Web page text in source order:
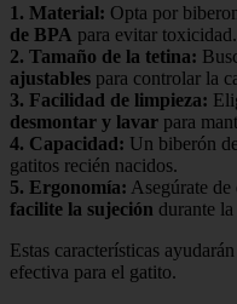
1. Material: Opta por
de BPA para evitar toxicidad.
2. Tamaño de la tetina:
ajustables para controlar la
3. Facilidad de limpieza:
desmontar y lavar para
4. Capacidad: Un biberón
gatitos recién nacidos.
5. Ergonomía: Asegúrate
facilite la sujeción durante
Estas características
efectiva para el gatito.